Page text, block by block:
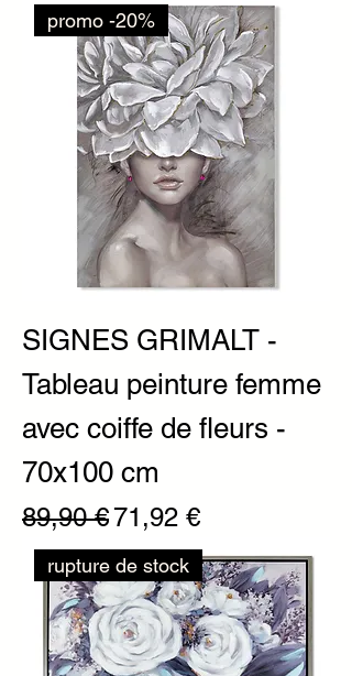
promo -20%
SIGNES GRIMALT -
Tableau peinture femme
avec coiffe de fleurs -
70x100 cm
Prix original
89,90 €Prix promotionnel
71,92 €
rupture de stock